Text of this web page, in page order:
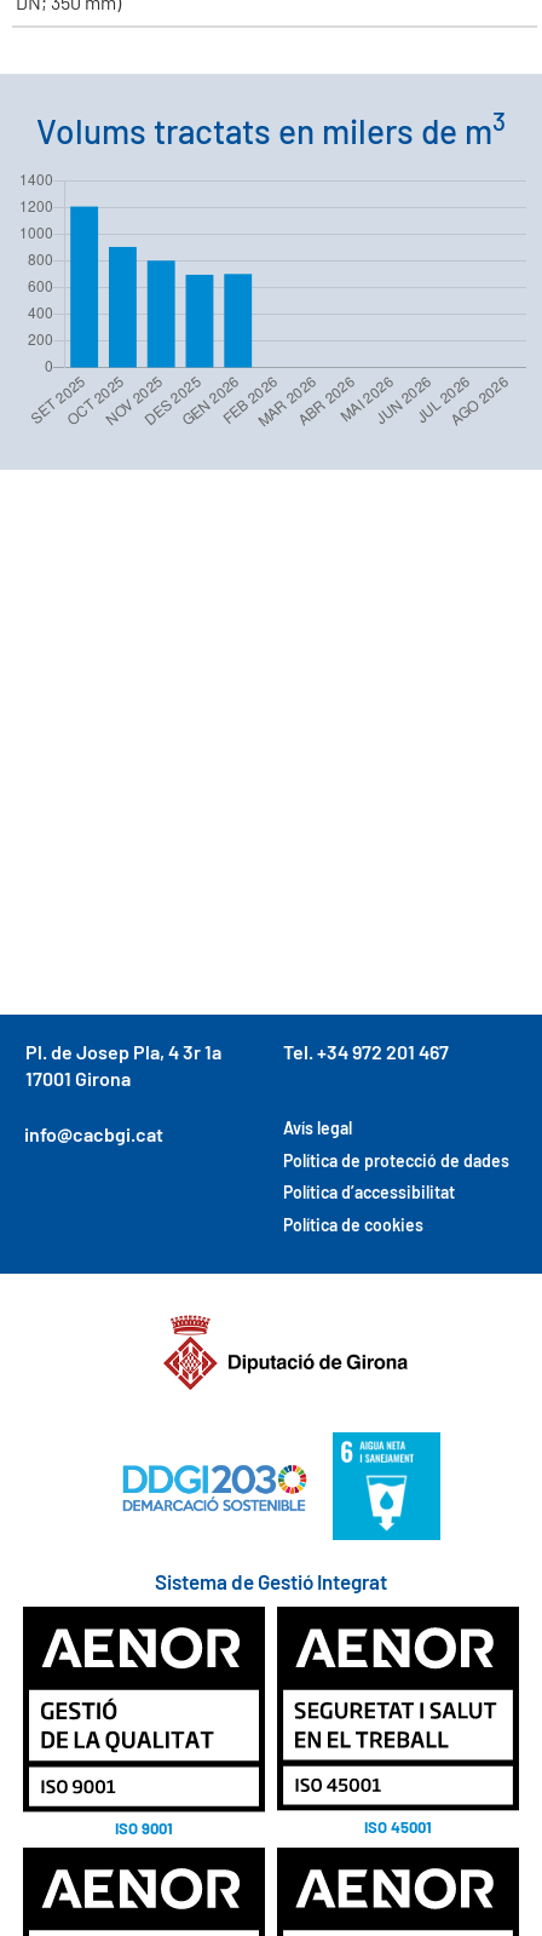
Volums tractats en milers de m3
Pl. de Josep Pla, 4 3r 1a
17001 Girona
Tel. +34 972 201 467
info@cacbgi.cat
Avís legal
Política de protecció de dades
Política d’accessibilitat
Política de cookies
Sistema de Gestió Integrat
ISO 9001 ISO 45001